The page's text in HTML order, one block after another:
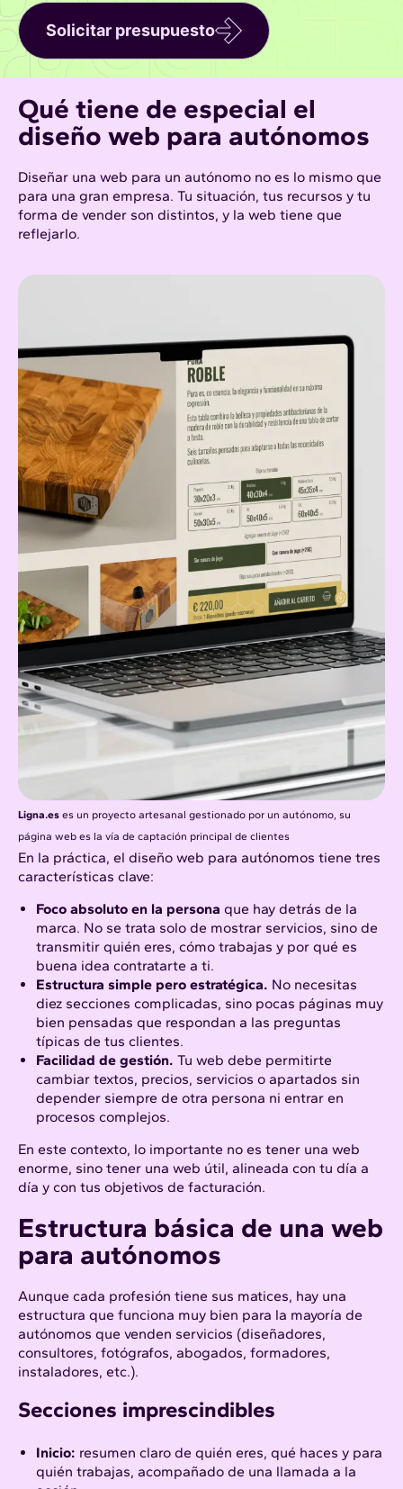
Solicitar presupuesto
Qué tiene de especial el
diseño web para autónomos
Diseñar una web para un autónomo no es lo mismo que
para una gran empresa. Tu situación, tus recursos y tu
forma de vender son distintos, y la web tiene que
reflejarlo.
Ligna.es es un proyecto artesanal gestionado por un autónomo, su
página web es la vía de captación principal de clientes
En la práctica, el diseño web para autónomos tiene tres
características clave:
Foco absoluto en la persona que hay detrás de la
marca. No se trata solo de mostrar servicios, sino de
transmitir quién eres, cómo trabajas y por qué es
buena idea contratarte a ti.
Estructura simple pero estratégica. No necesitas
diez secciones complicadas, sino pocas páginas muy
bien pensadas que respondan a las preguntas
típicas de tus clientes.
Facilidad de gestión. Tu web debe permitirte
cambiar textos, precios, servicios o apartados sin
depender siempre de otra persona ni entrar en
procesos complejos.
En este contexto, lo importante no es tener una web
enorme, sino tener una web útil, alineada con tu día a
día y con tus objetivos de facturación.
Estructura básica de una web
para autónomos
Aunque cada profesión tiene sus matices, hay una
estructura que funciona muy bien para la mayoría de
autónomos que venden servicios (diseñadores,
consultores, fotógrafos, abogados, formadores,
instaladores, etc.).
Secciones imprescindibles
Inicio: resumen claro de quién eres, qué haces y para
quién trabajas, acompañado de una llamada a la